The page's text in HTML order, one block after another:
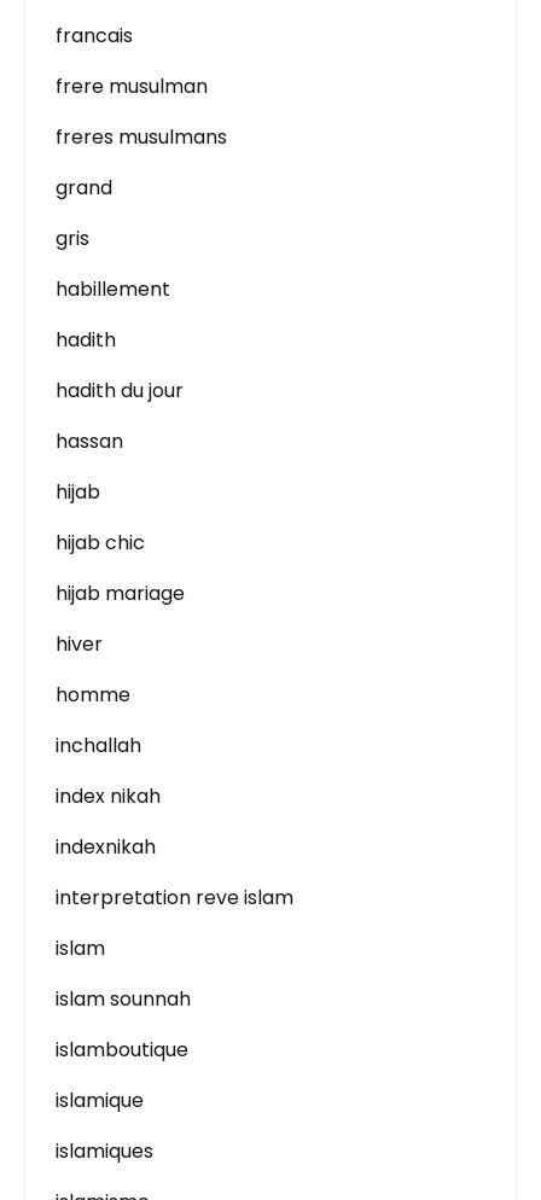
francais
frere musulman
freres musulmans
grand
gris
habillement
hadith
hadith du jour
hassan
hijab
hijab chic
hijab mariage
hiver
homme
inchallah
index nikah
indexnikah
interpretation reve islam
islam
islam sounnah
islamboutique
islamique
islamiques